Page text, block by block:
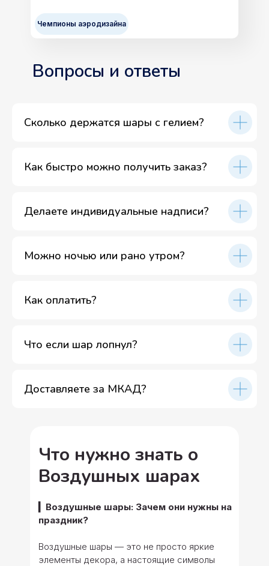
Чемпионы аэродизайна
Вопросы и ответы
Сколько держатся шары с гелием?
Как быстро можно получить заказ?
Делаете индивидуальные надписи?
Можно ночью или рано утром?
Как оплатить?
Что если шар лопнул?
Доставляете за МКАД?
Что нужно знать о
Воздушных шарах
▎Воздушные шары: Зачем они нужны на
праздник?
Воздушные шары — это не просто яркие
элементы декора, а настоящие символы